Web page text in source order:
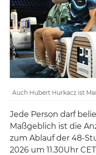
Auch Hubert Hurkacz ist
Jede Person darf
Maßgeblich ist die
zum Ablauf der 48-
2026 um 11.30Uhr